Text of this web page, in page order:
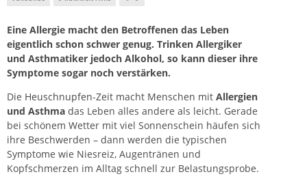
Eine Allergie macht den Betroffenen das Leben
eigentlich schon schwer genug. Trinken Allergiker
und Asthmatiker jedoch Alkohol, so kann dieser ihre
Symptome sogar noch verstärken.
Die Heuschnupfen-Zeit macht Menschen mit Allergien
und Asthma das Leben alles andere als leicht. Gerade
bei schönem Wetter mit viel Sonnenschein häufen sich
ihre Beschwerden – dann werden die typischen
Symptome wie Niesreiz, Augentränen und
Kopfschmerzen im Alltag schnell zur Belastungsprobe.